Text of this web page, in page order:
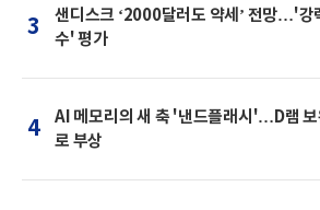
3
샌디스크 ‘2000달러도 약세’ 전망…'강
수' 평가
4
AI 메모리의 새 축 '낸드플래시'…D램
로 부상